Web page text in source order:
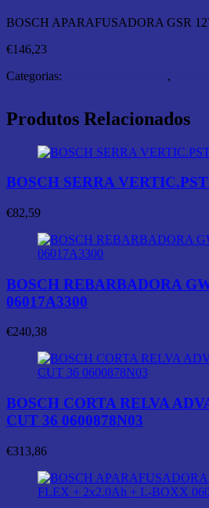
BOSCH APARAFUSADORA GSR
€146,23
Categorias:
,
Produtos Relacionados
BOSCH SERRA
€82,59
BOSCH REBARBADORA
06017A3300
€240,38
BOSCH CORTA RELVA
CUT 36 0600878N03
€313,86